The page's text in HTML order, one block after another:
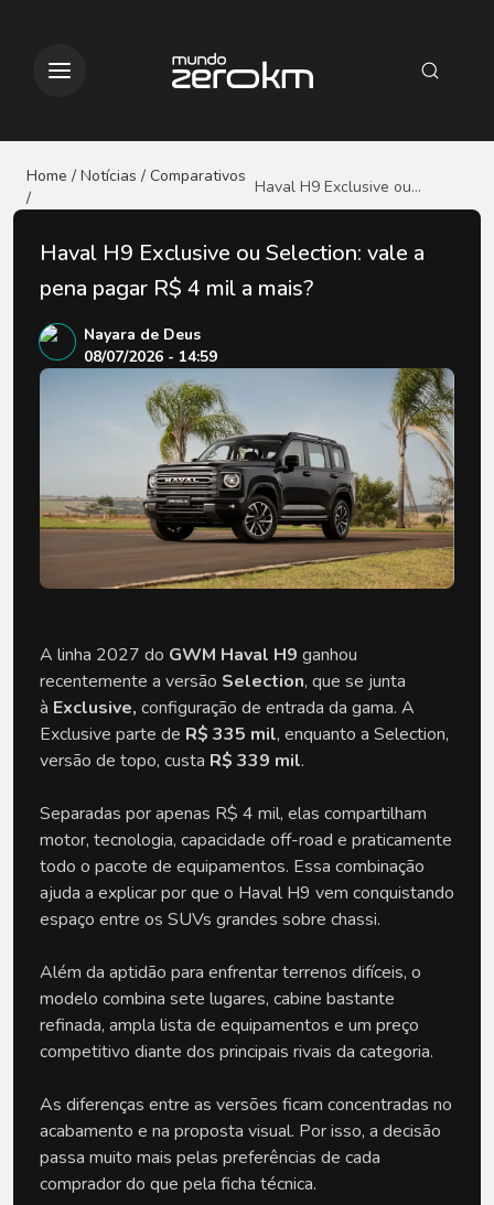
Home / Notícias / Comparativos
/
Haval H9 Exclusive ou
Selection: vale a pena pagar
Haval H9 Exclusive ou Selection: vale a
pena pagar R$ 4 mil a mais?
Nayara de Deus
08/07/2026 - 14:59
A linha 2027 do GWM Haval H9 ganhou
recentemente a versão Selection, que se junta
à Exclusive, configuração de entrada da gama. A
Exclusive parte de R$ 335 mil, enquanto a Selection,
versão de topo, custa R$ 339 mil.
Separadas por apenas R$ 4 mil, elas compartilham
motor, tecnologia, capacidade off-road e praticamente
todo o pacote de equipamentos. Essa combinação
ajuda a explicar por que o Haval H9 vem conquistando
espaço entre os SUVs grandes sobre chassi.
Além da aptidão para enfrentar terrenos difíceis, o
modelo combina sete lugares, cabine bastante
refinada, ampla lista de equipamentos e um preço
competitivo diante dos principais rivais da categoria.
As diferenças entre as versões ficam concentradas no
acabamento e na proposta visual. Por isso, a decisão
passa muito mais pelas preferências de cada
comprador do que pela ficha técnica.